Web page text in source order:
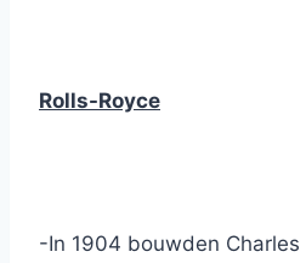
Rolls-Royce
-In 1904 bouwden Charles